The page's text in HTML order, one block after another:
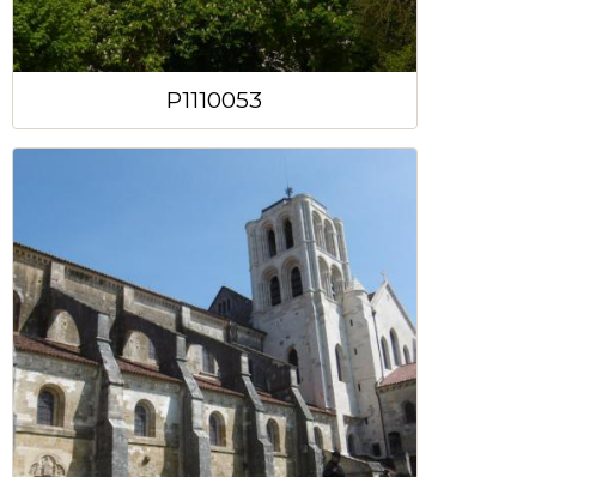
P1110053